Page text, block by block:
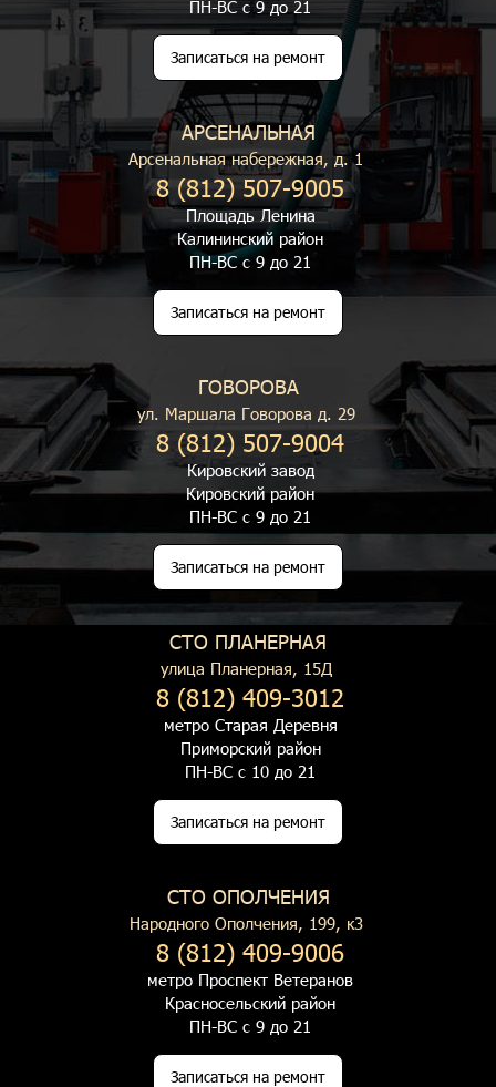
ПН-ВС с 9 до 21
Записаться на ремонт
АРСЕНАЛЬНАЯ
Арсенальная набережная, д. 1
8 (812) 507-9005
Площадь Ленина
Калининский район
ПН-ВС с 9 до 21
Записаться на ремонт
ГОВОРОВА
ул. Маршала Говорова д. 29
8 (812) 507-9004
Кировский завод
Кировский район
ПН-ВС с 9 до 21
Записаться на ремонт
СТО ПЛАНЕРНАЯ
улица Планерная, 15Д
8 (812) 409-3012
метро Старая Деревня
Приморский район
ПН-ВС с 10 до 21
Записаться на ремонт
СТО ОПОЛЧЕНИЯ
Народного Ополчения, 199, к3
8 (812) 409-9006
метро Проспект Ветеранов
Красносельский район
ПН-ВС с 9 до 21
Записаться на ремонт